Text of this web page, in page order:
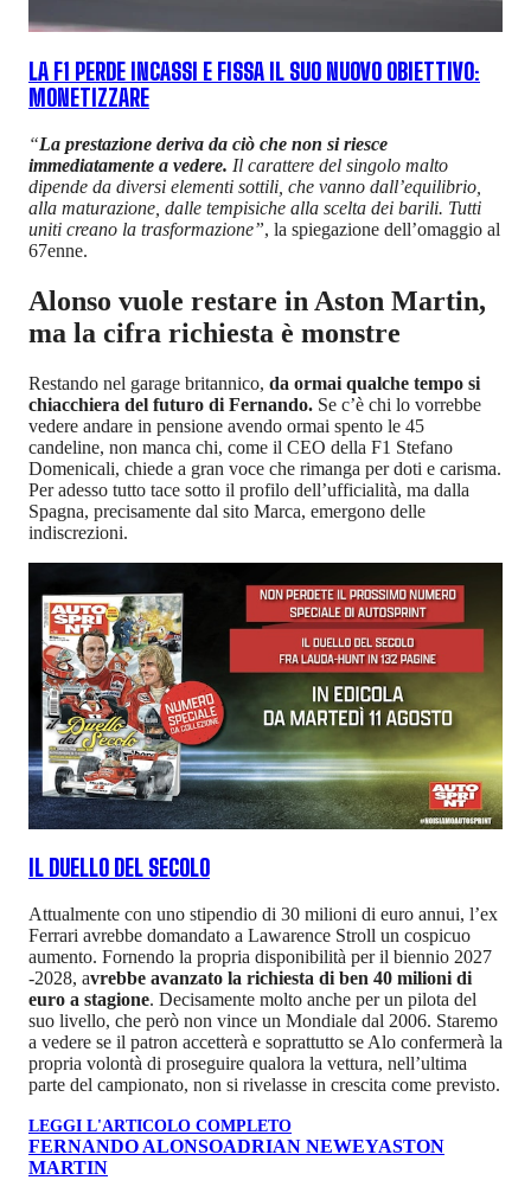
LA F1 PERDE INCASSI E FISSA IL SUO NUOVO OBIETTIVO:
MONETIZZARE
“La prestazione deriva da ciò che non si riesce
immediatamente a vedere. Il carattere del singolo malto
dipende da diversi elementi sottili, che vanno dall’equilibrio,
alla maturazione, dalle tempisiche alla scelta dei barili. Tutti
uniti creano la trasformazione”, la spiegazione dell’omaggio al
67enne.
Alonso vuole restare in Aston Martin,
ma la cifra richiesta è monstre
Restando nel garage britannico, da ormai qualche tempo si
chiacchiera del futuro di Fernando. Se c’è chi lo vorrebbe
vedere andare in pensione avendo ormai spento le 45
candeline, non manca chi, come il CEO della F1 Stefano
Domenicali, chiede a gran voce che rimanga per doti e carisma.
Per adesso tutto tace sotto il profilo dell’ufficialità, ma dalla
Spagna, precisamente dal sito Marca, emergono delle
indiscrezioni.
IL DUELLO DEL SECOLO
Attualmente con uno stipendio di 30 milioni di euro annui, l’ex
Ferrari avrebbe domandato a Lawarence Stroll un cospicuo
aumento. Fornendo la propria disponibilità per il biennio 2027
-2028, avrebbe avanzato la richiesta di ben 40 milioni di
euro a stagione. Decisamente molto anche per un pilota del
suo livello, che però non vince un Mondiale dal 2006. Staremo
a vedere se il patron accetterà e soprattutto se Alo confermerà la
propria volontà di proseguire qualora la vettura, nell’ultima
parte del campionato, non si rivelasse in crescita come previsto.
LEGGI L'ARTICOLO COMPLETO
FERNANDO ALONSOADRIAN NEWEYASTON
MARTIN